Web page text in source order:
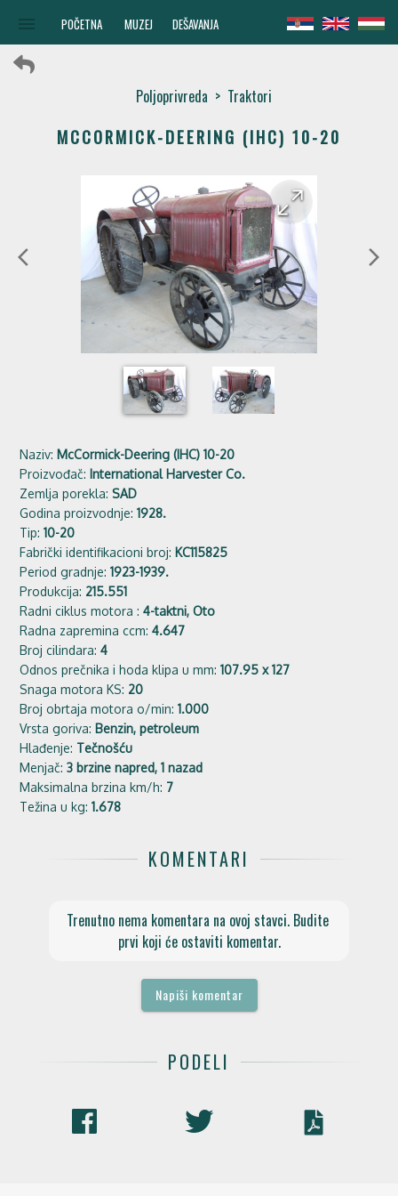
POČETNA MUZEJ DEŠAVANJA
Poljoprivreda > Traktori
MCCORMICK-DEERING (IHC) 10-20
arrow_back_ios
arrow_back
arrow_forward
arrow_forward_ios
Naziv: McCormick-Deering (IHC) 10-20
Proizvođač: International Harvester Co.
Zemlja porekla:SAD
Godina proizvodnje:1928.
Tip:10-20
Fabrički identifikacioni broj: KC115825
Period gradnje:1923-1939.
Produkcija: 215.551
Radni ciklus motora :4-taktni, Oto
Radna zapremina ccm:4.647
Broj cilindara:4
Odnos prečnika i hoda klipa u mm:107.95 x 127
Snaga motora KS: 20
Broj obrtaja motora o/min:1.000
Vrsta goriva: Benzin, petroleum
Hlađenje: Tečnošću
Menjač:3 brzine napred, 1 nazad
Maksimalna brzina km/h: 7
Težina u kg:1.678
KOMENTARI
Trenutno nema komentara na ovoj stavci. Budite
prvi koji će ostaviti komentar.
Napiši komentar
PODELI